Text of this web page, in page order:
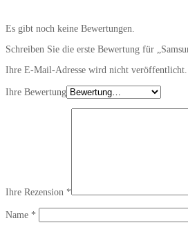
Es gibt noch keine Bewertungen.
Schreiben Sie die erste Bewertung für
Ihre E-Mail-Adresse wird nicht veröffentlicht.
Ihre Bewertung
Ihre Rezension *
Name *